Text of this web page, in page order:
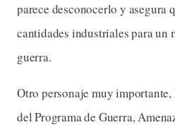
parece desconocerlo y asegura
cantidades industriales para un
guerra.
Otro personaje muy
del Programa de Guerra,